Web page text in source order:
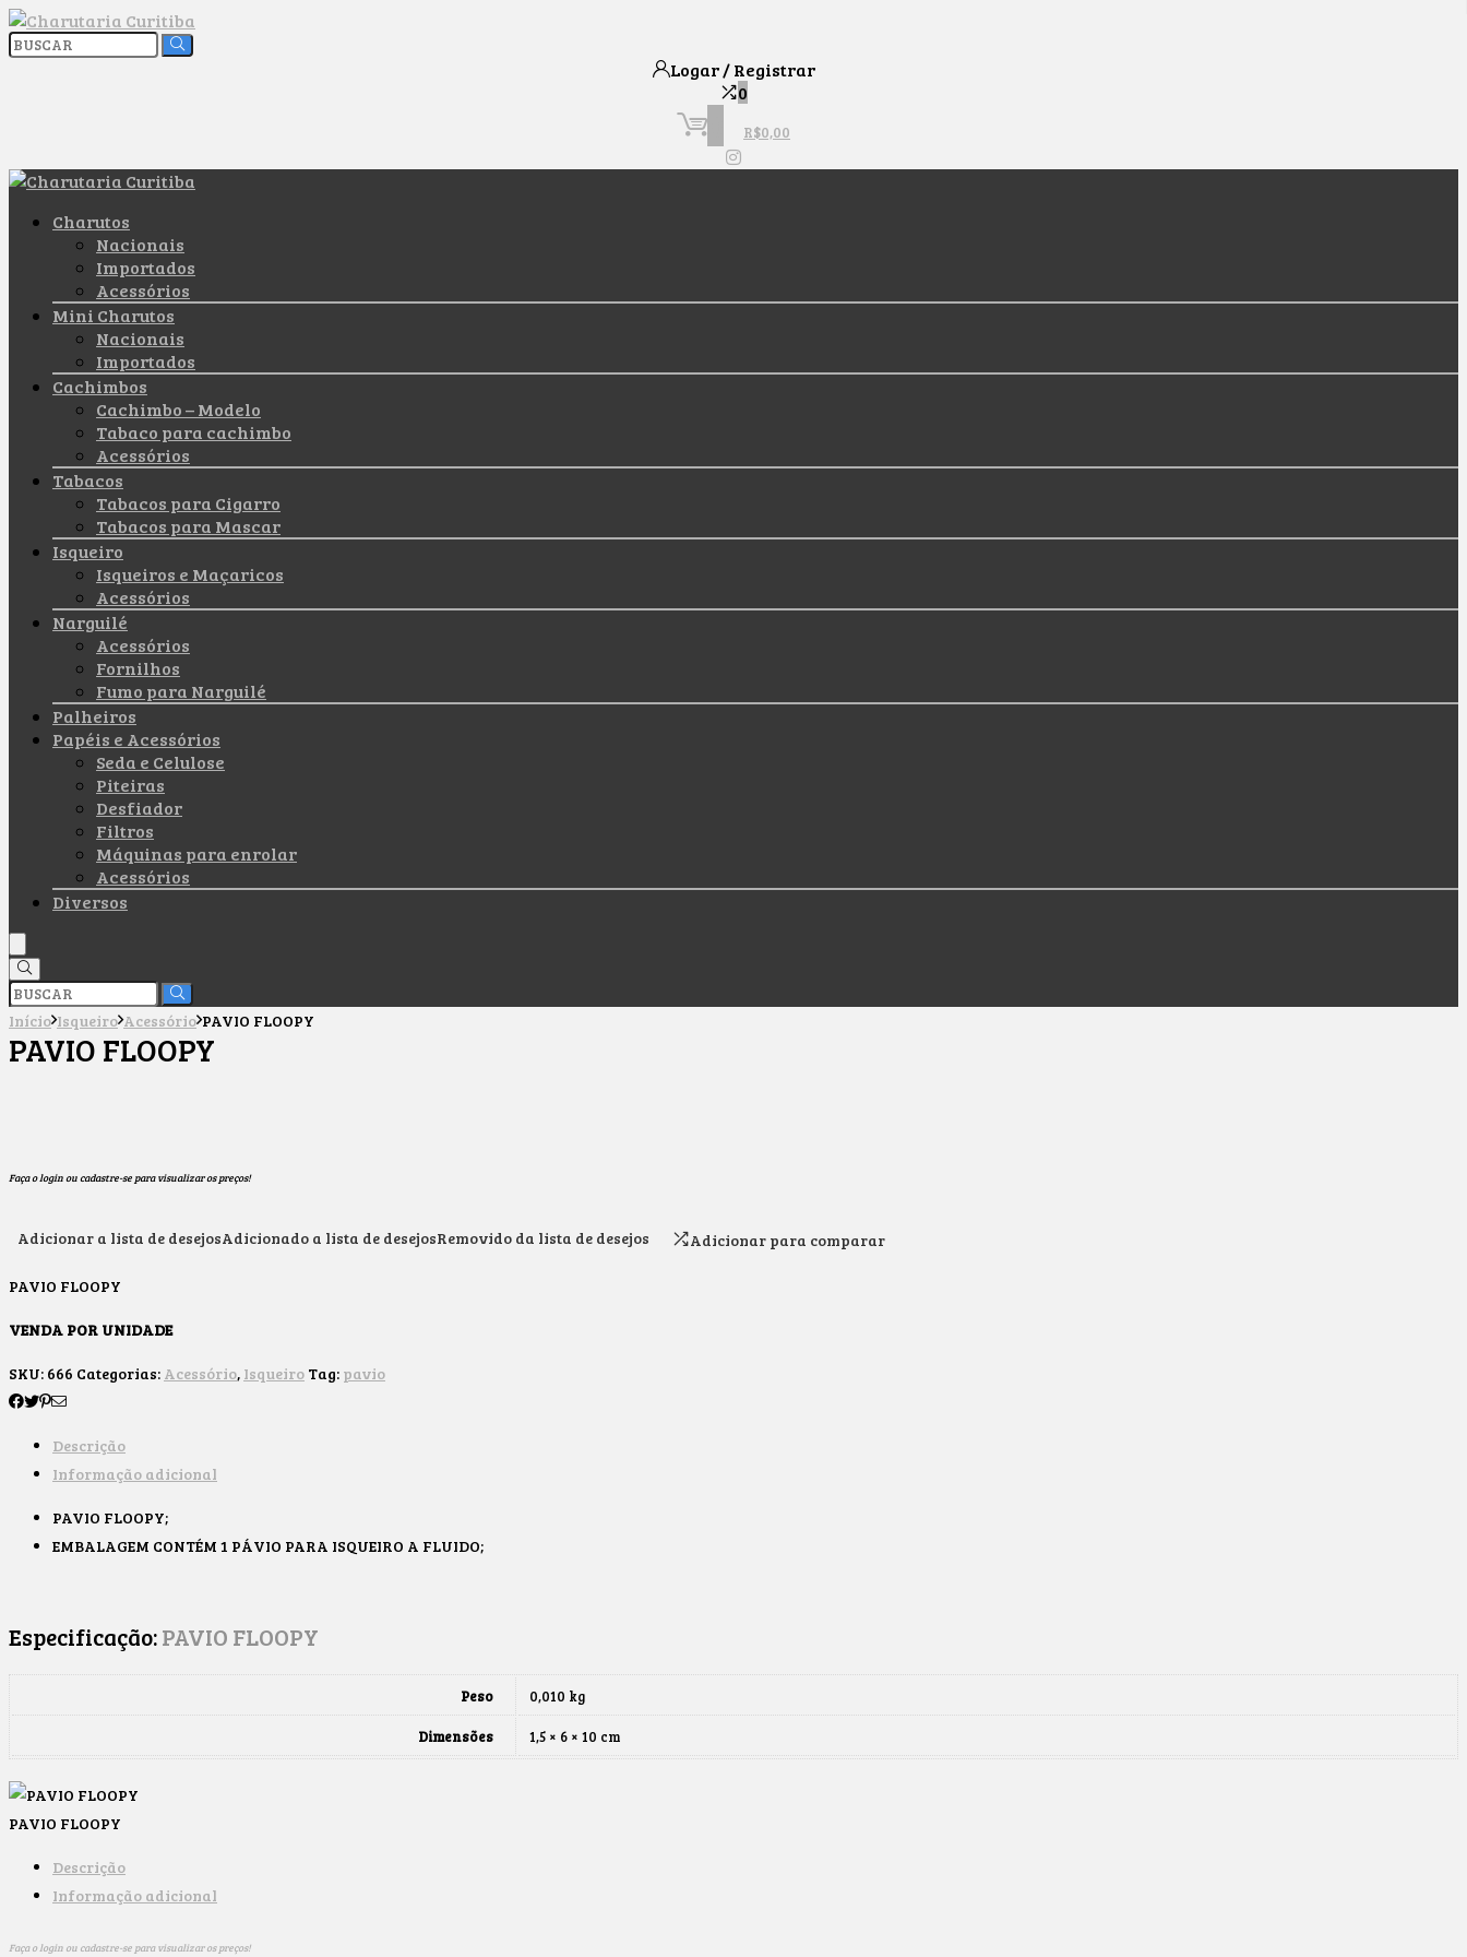
Logar / Registrar
0
R$0,00
Charutos
Nacionais
Importados
Acessórios
Mini Charutos
Nacionais
Importados
Cachimbos
Cachimbo – Modelo
Tabaco para cachimbo
Acessórios
Tabacos
Tabacos para Cigarro
Tabacos para Mascar
Isqueiro
Isqueiros e Maçaricos
Acessórios
Narguilé
Acessórios
Fornilhos
Fumo para Narguilé
Palheiros
Papéis e Acessórios
Seda e Celulose
Piteiras
Desfiador
Filtros
Máquinas para enrolar
Acessórios
Diversos
Início Isqueiro Acessório PAVIO FLOOPY
PAVIO FLOOPY
Faça o login ou cadastre-se para visualizar os preços!
Adicionar a lista de desejosAdicionado a lista de desejosRemovido da lista de desejos Adicionar para comparar
PAVIO FLOOPY
VENDA POR UNIDADE
SKU: 666 Categorias: Acessório, Isqueiro Tag: pavio
Descrição
Informação adicional
PAVIO FLOOPY;
EMBALAGEM CONTÉM 1 PÁVIO PARA ISQUEIRO A FLUIDO;
Especificação:PAVIO FLOOPY
Peso 0,010 kg
Dimensões 1,5 × 6 × 10 cm
PAVIO FLOOPY
Descrição
Informação adicional
Faça o login ou cadastre-se para visualizar os preços!